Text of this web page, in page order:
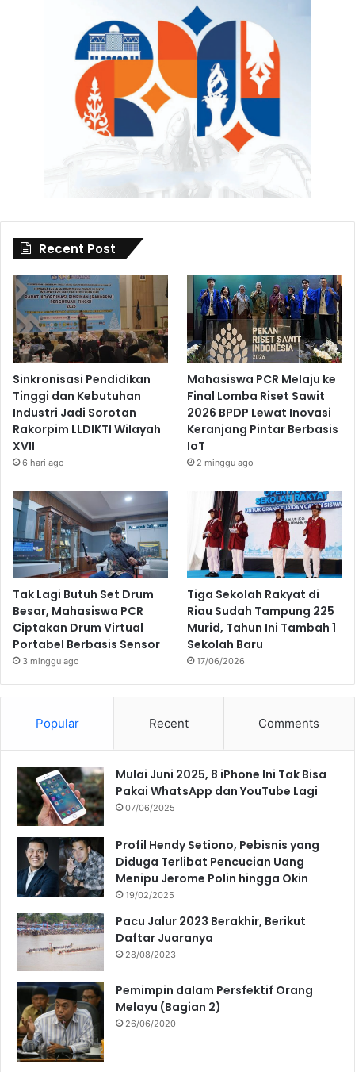
Recent Post
Sinkronisasi Pendidikan
Tinggi dan Kebutuhan
Industri Jadi Sorotan
Rakorpim LLDIKTI Wilayah
XVII
6 hari ago
Mahasiswa PCR Melaju ke
Final Lomba Riset Sawit
2026 BPDP Lewat Inovasi
Keranjang Pintar Berbasis
IoT
2 minggu ago
Tak Lagi Butuh Set Drum
Besar, Mahasiswa PCR
Ciptakan Drum Virtual
Portabel Berbasis Sensor
3 minggu ago
Tiga Sekolah Rakyat di
Riau Sudah Tampung 225
Murid, Tahun Ini Tambah 1
Sekolah Baru
17/06/2026
Popular Recent Comments
Mulai Juni 2025, 8 iPhone Ini Tak Bisa
Pakai WhatsApp dan YouTube Lagi
07/06/2025
Profil Hendy Setiono, Pebisnis yang
Diduga Terlibat Pencucian Uang
Menipu Jerome Polin hingga Okin
19/02/2025
Pacu Jalur 2023 Berakhir, Berikut
Daftar Juaranya
28/08/2023
Pemimpin dalam Persfektif Orang
Melayu (Bagian 2)
26/06/2020